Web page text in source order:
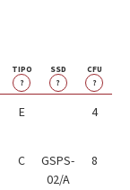
TIPO
?
SSD
?
CFU
?
E 4
C
GSPS-
02/A
8